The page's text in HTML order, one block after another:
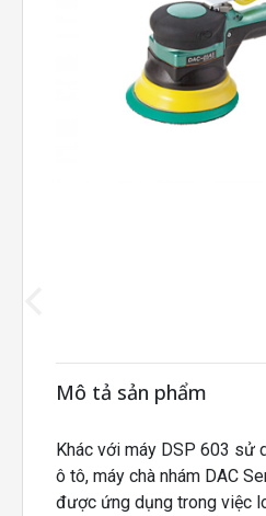
Mô tả sản phẩm
Khác với máy DSP 603 sử
ô tô, máy chà nhám DAC
được ứng dụng trong việc